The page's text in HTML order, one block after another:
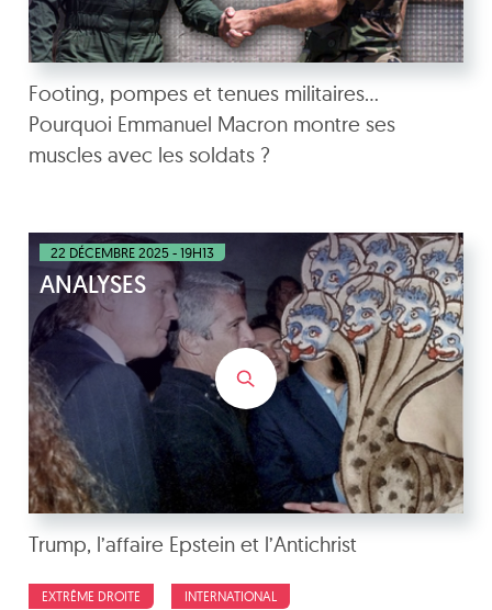
Footing, pompes et tenues militaires…
Pourquoi Emmanuel Macron montre ses
muscles avec les soldats ?
22 DÉCEMBRE 2025 - 19H13
ANALYSES
Trump, l’affaire Epstein et l’Antichrist
EXTRÊME DROITE INTERNATIONAL